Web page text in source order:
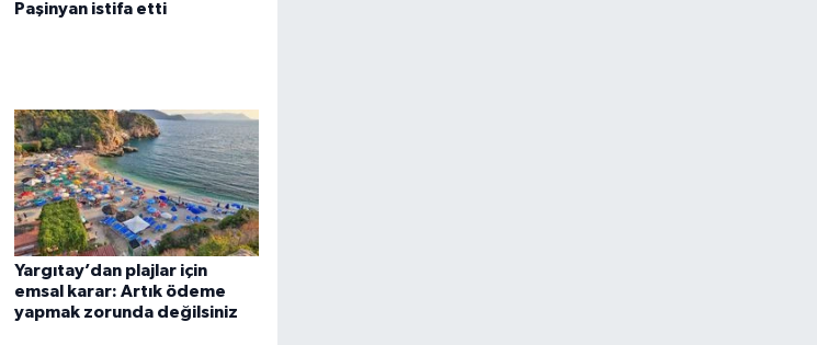
Paşinyan istifa etti
Yargıtay’dan plajlar için
emsal karar: Artık ödeme
yapmak zorunda değilsiniz